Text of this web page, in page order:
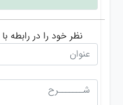
نظر خود را در رابطه